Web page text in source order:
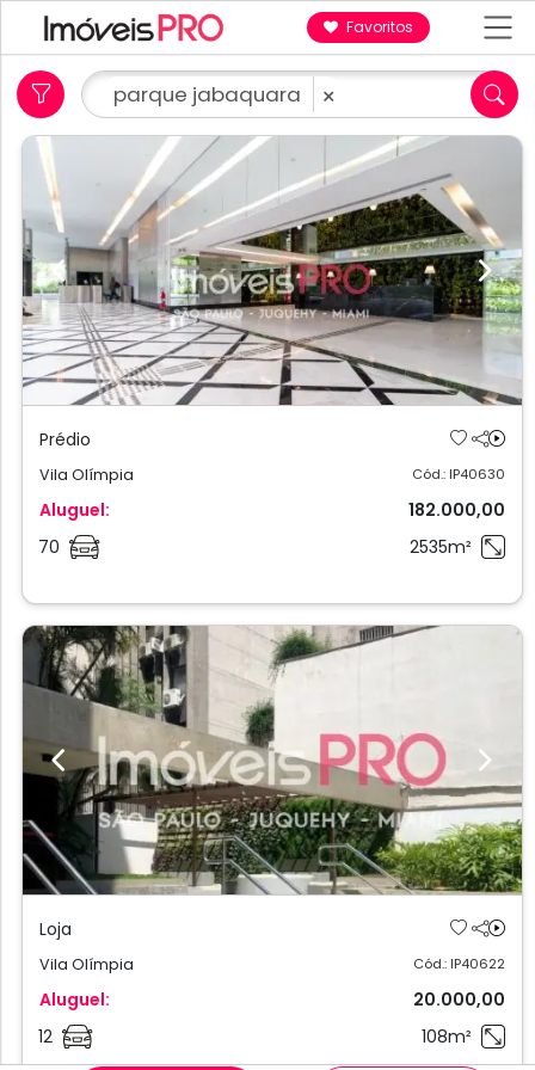
Favoritos
parque jabaquara ×
Previous Next
Prédio
Vila Olímpia Cód.: IP40630
Aluguel:
182.000,00
70
2535m²
Previous Next
Loja
Vila Olímpia Cód.: IP40622
Aluguel:
20.000,00
12
108m²